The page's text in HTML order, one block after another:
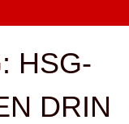
HSG-
DRIN